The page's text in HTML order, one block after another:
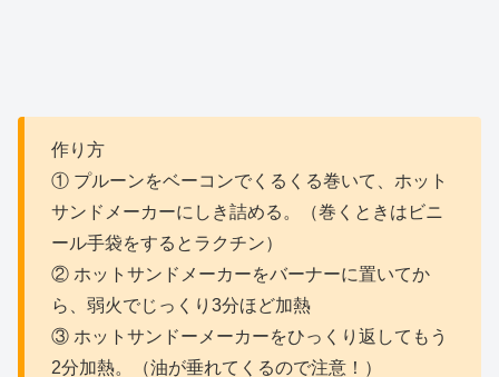
作り方
① プルーンをベーコンでくるくる巻いて、ホット
サンドメーカーにしき詰める。（巻くときはビニ
ール手袋をするとラクチン）
② ホットサンドメーカーをバーナーに置いてか
ら、弱火でじっくり3分ほど加熱
③ ホットサンドーメーカーをひっくり返してもう
2分加熱。（油が垂れてくるので注意！）